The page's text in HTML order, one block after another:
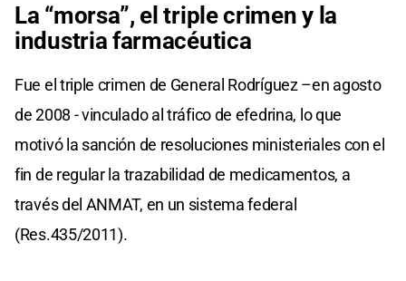
La “morsa”, el triple crimen y la
industria farmacéutica
Fue el triple crimen de General Rodríguez –en agosto
de 2008 - vinculado al tráfico de efedrina, lo que
motivó la sanción de resoluciones ministeriales con el
fin de regular la trazabilidad de medicamentos, a
través del ANMAT, en un sistema federal
(Res.435/2011).